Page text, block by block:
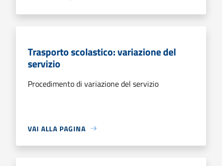
Trasporto scolastico: variazione del
servizio
Procedimento di variazione del servizio
VAI ALLA PAGINA